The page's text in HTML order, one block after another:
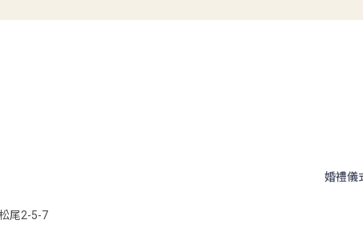
尾2-5-7
婚禮儀